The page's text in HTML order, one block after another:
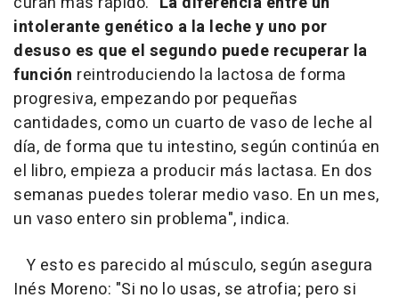
intolerante genético a la leche y uno por
desuso es que el segundo puede recuperar la
función reintroduciendo la lactosa de forma
progresiva, empezando por pequeñas
cantidades, como un cuarto de vaso de leche al
día, de forma que tu intestino, según continúa en
el libro, empieza a producir más lactasa. En dos
semanas puedes tolerar medio vaso. En un mes,
un vaso entero sin problema", indica.
Y esto es parecido al músculo, según asegura
Inés Moreno: "Si no lo usas, se atrofia; pero si